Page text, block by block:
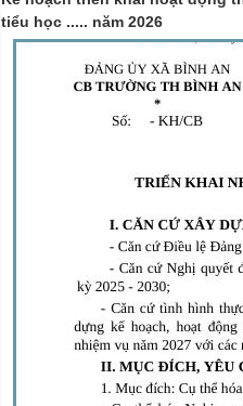
tiểu học ..... năm 2026